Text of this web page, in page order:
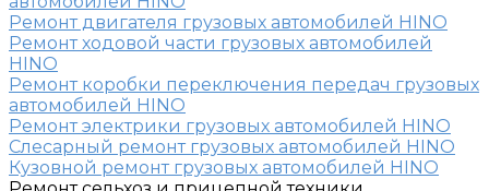
Ремонт двигателя грузовых автомобилей HINO
Ремонт ходовой части грузовых автомобилей
HINO
Ремонт коробки переключения передач грузовых
автомобилей HINO
Ремонт электрики грузовых автомобилей HINO
Слесарный ремонт грузовых автомобилей HINO
Кузовной ремонт грузовых автомобилей HINO